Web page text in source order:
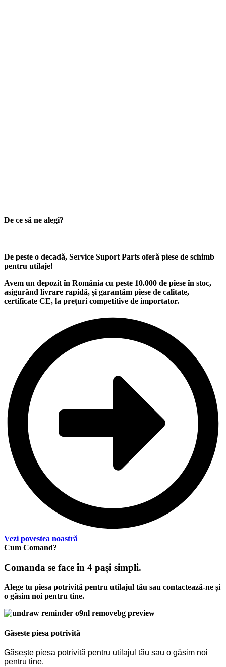
De ce să ne alegi?
De peste o decadă, Service Suport Parts oferă piese de schimb
pentru utilaje!
Avem un depozitîn România cu peste 10.000 de piese în stoc,
asigurând livrare rapidă, și garantăm piese de calitate,
certificate CE, la prețuri competitive de importator.
Vezi povestea noastră
Cum Comand?
Comanda se face în 4 pași simpli.
Alege tu piesa potrivită pentru utilajul tău sau contactează-ne și
o găsim noi pentru tine.
Găseste piesa potrivită
Găsește piesa potrivită pentru utilajul tău sau o găsim noi
pentru tine.